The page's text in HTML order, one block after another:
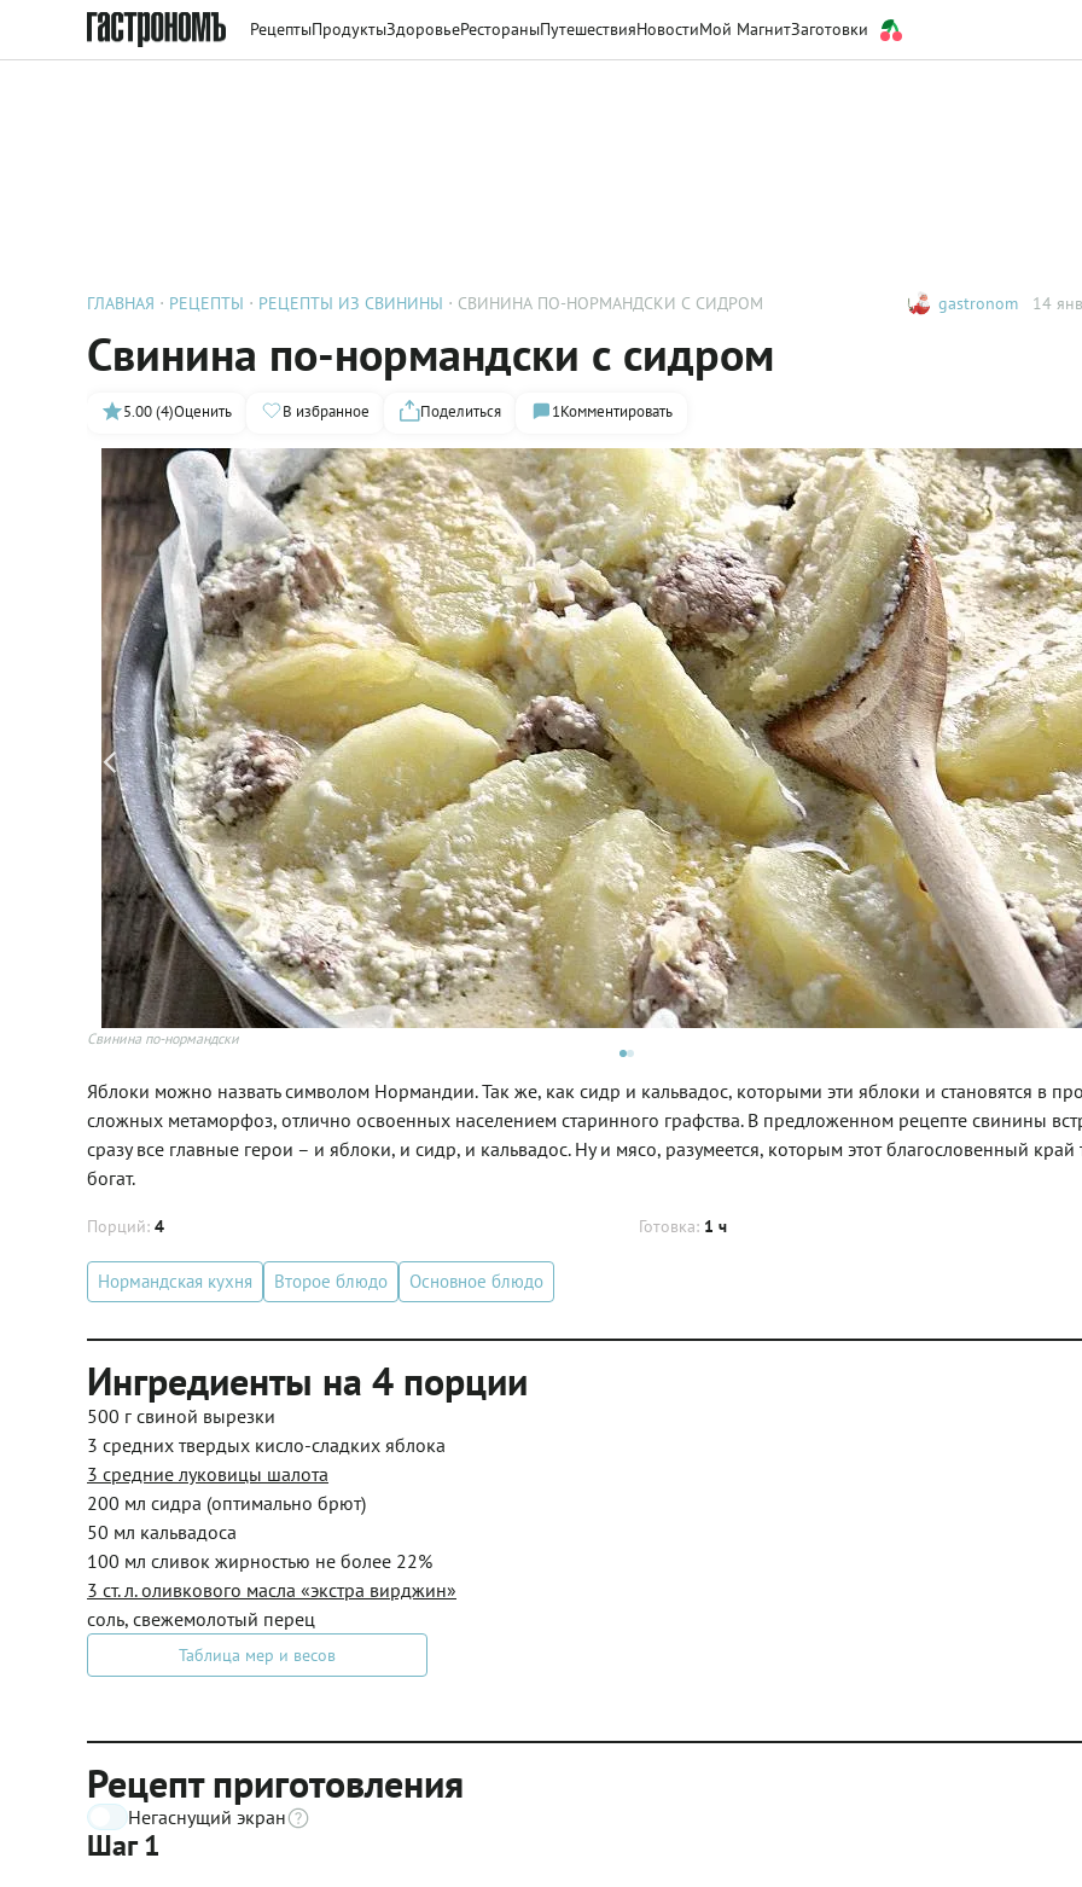
РецептыПродуктыЗдоровьеРестораныПутешествияНовостиМой МагнитЗаготовки
ГЛАВНАЯ РЕЦЕПТЫ РЕЦЕПТЫ ИЗ СВИНИНЫ СВИНИНА ПО-НОРМАНДСКИ С СИДРОМ gastronom 14
Свинина по-нормандски с сидром
5.00 (4)Оценить В избранное Поделиться 1Комментировать
Свинина по-нормандски
Яблоки можно назвать символом Нормандии. Так же, как сидр и кальвадос, которыми эти яблоки и становятся в
сложных метаморфоз, отлично освоенных населением старинного графства. В предложенном рецепте свинины
сразу все главные герои – и яблоки, и сидр, и кальвадос. Ну и мясо, разумеется, которым этот благословенный край
богат.
Порций: 4 Готовка: 1 ч
Нормандская кухня Второе блюдо Основное блюдо
Ингредиенты на 4 порции
500 г свиной вырезки
3 средних твердых кисло-сладких яблока
3 средние луковицы шалота
200 мл сидра (оптимально брют)
50 мл кальвадоса
100 мл сливок жирностью не более 22%
3 ст. л. оливкового масла «экстра вирджин»
соль, свежемолотый перец
Таблица мер и весов
Рецепт приготовления
Негаснущий экран
Шаг 1